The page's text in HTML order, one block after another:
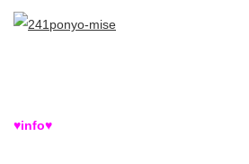
♥info♥